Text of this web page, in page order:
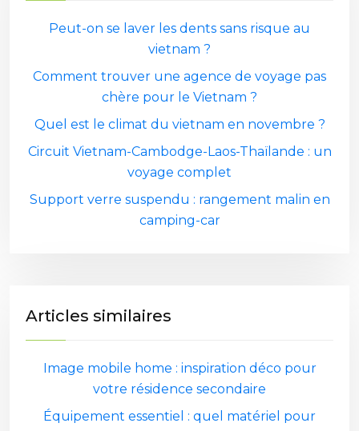
Peut-on se laver les dents sans risque au
vietnam ?
Comment trouver une agence de voyage pas
chère pour le Vietnam ?
Quel est le climat du vietnam en novembre ?
Circuit Vietnam-Cambodge-Laos-Thaïlande : un
voyage complet
Support verre suspendu : rangement malin en
camping-car
Articles similaires
Image mobile home : inspiration déco pour
votre résidence secondaire
Équipement essentiel : quel matériel pour